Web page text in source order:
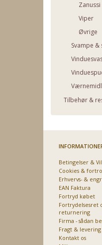
Zanussi
Viper
Øvrige
Svampe &
Tilbehør &
Betingelser &
Cookies &
Erhvervs- &
EAN Faktura
Fortryd købet
Fortrydelsesret
returnering
Firma - sådan
Fragt & levering
Kontakt os